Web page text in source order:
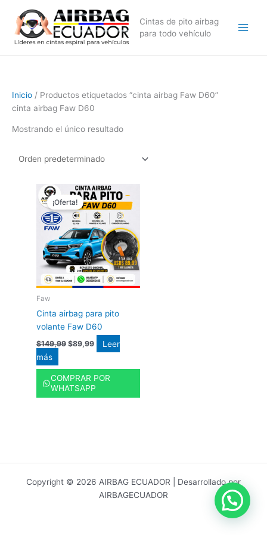
contenido
Cintas de pito airbag
para todo vehículo
Inicio / Productos etiquetados “cinta airbag Faw D60”
cinta airbag Faw D60
Mostrando el único resultado
¡Oferta!
Faw
Cinta airbag para pito
volante Faw D60
$149,99
precio
original
era:
$149,99.
$89,99
El
precio
actual
es:
$89,99.
Leer
más
COMPRAR POR
WHATSAPP
Copyright © 2026 AIRBAG ECUADOR | Desarrollado por
AIRBAGECUADOR